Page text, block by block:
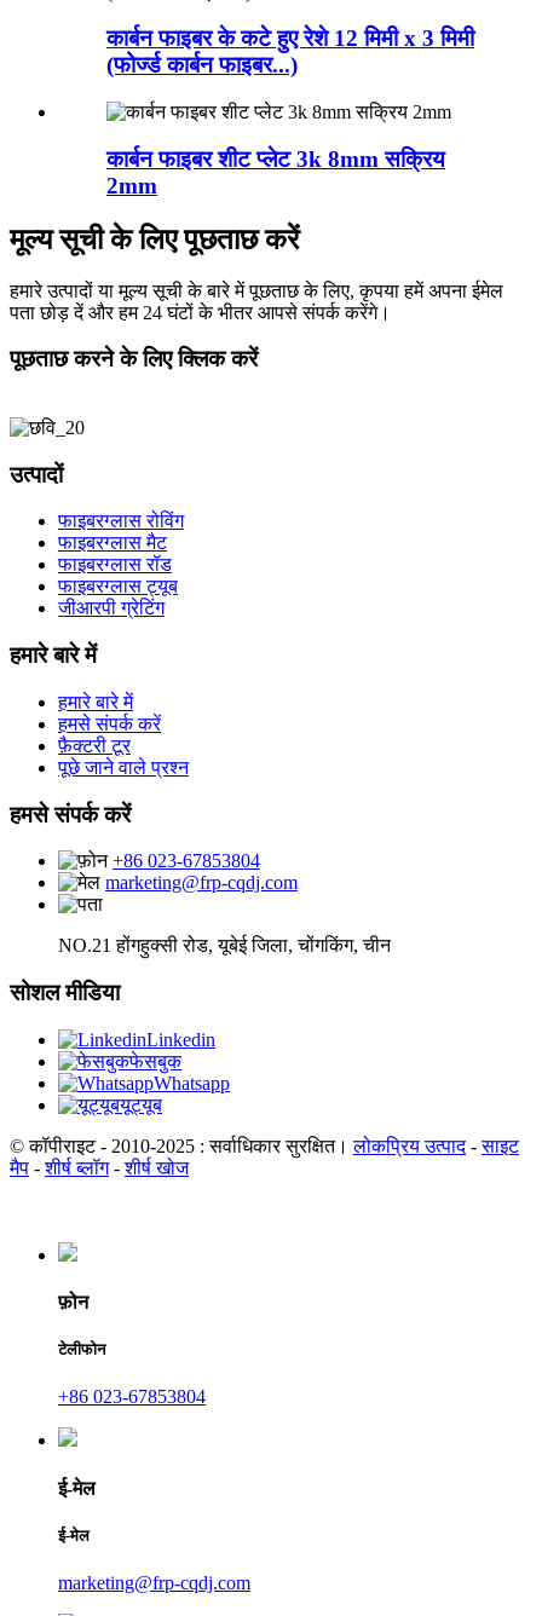
कार्बन फाइबर के कटे हुए रेशे 12 मिमी x 3 मिमी
(फोर्ज्ड कार्बन फाइबर...)
कार्बन फाइबर शीट प्लेट 3k 8mm सक्रिय
2mm
मूल्य सूची के लिए पूछताछ करें
हमारे उत्पादों या मूल्य सूची के बारे में पूछताछ के लिए, कृपया हमें अपना ईमेल
पता छोड़ दें और हम 24 घंटों के भीतर आपसे संपर्क करेंगे।
पूछताछ करने के लिए क्लिक करें
उत्पादों
फाइबरग्लास रोविंग
फाइबरग्लास मैट
फाइबरग्लास रॉड
फाइबरग्लास ट्यूब
जीआरपी ग्रेटिंग
हमारे बारे में
हमारे बारे में
हमसे संपर्क करें
फ़ैक्टरी टूर
पूछे जाने वाले प्रश्न
हमसे संपर्क करें
+86 023-67853804
marketing@frp-cqdj.com
NO.21 होंगहुक्सी रोड, यूबेई जिला, चोंगकिंग, चीन
सोशल मीडिया
Linkedin
फेसबुक
Whatsapp
यूट्यूब
© कॉपीराइट - 2010-2025 : सर्वाधिकार सुरक्षित। लोकप्रिय उत्पाद-साइट
मैप -शीर्ष ब्लॉग-शीर्ष खोज
फ़ोन
टेलीफोन
+86 023-67853804
ई-मेल
ई-मेल
marketing@frp-cqdj.com